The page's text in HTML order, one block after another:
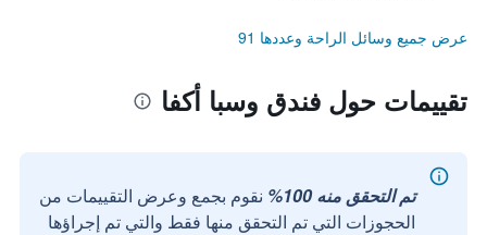
عرض جميع وسائل الراحة وعددها 91
تقييمات حول فندق وسبا أكفا
تم التحقق منه 100%
نقوم بجمع وعرض التقييمات من
الحجوزات التي تم التحقق منها فقط والتي تم إجراؤها